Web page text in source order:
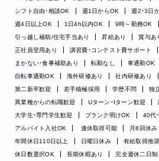
シフト自由・相談OK
週1日からOK
週2・3日
週4日以上OK
1日4h以内OK 9時～勤務OK
引っ越し補助/住宅手当あり
昇給あり 賞与あ
正社員登用あり
講習費・コンテスト費サポート
まかない・食事補助あり
転勤なし 車通勤OK
自転車通勤OK
海外研修あり 社内研修あり
第二新卒歓迎
若手積極採用 学歴不問
独
異業種からの転職歓迎
Uターン・Iターン歓迎
大学生・専門学生歓迎
ブランク明けOK
40代
アルバイト入社OK
連休取得可能 月8回休み
年間休日110日以上
日曜日休み 有給取得推奨
休日数選択OK
長期休暇あり 完全週休二日制